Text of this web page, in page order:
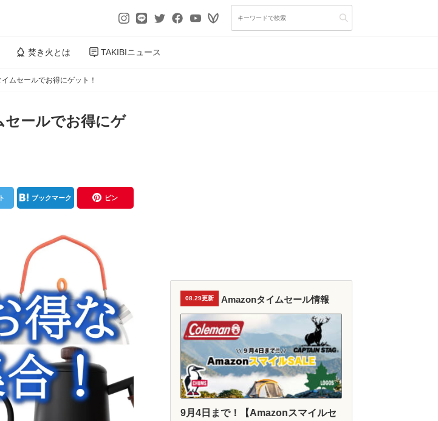
焚き火とは TAKIBIニュース
ムセールでお得にゲット！
ールでお得にゲ
ブックマーク ピン
08.29更新 Amazonタイムセール情報
9月4日まで！【Amazonスマイルセ